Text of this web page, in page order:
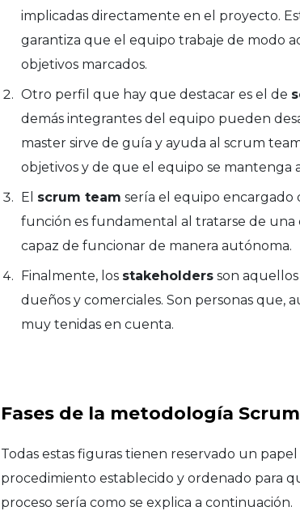
implicadas directamente en el proyecto.
garantiza que el equipo trabaje de modo
objetivos marcados.
Otro perfil que hay que destacar es el de
demás integrantes del equipo pueden
master sirve de guía y ayuda al scrum
objetivos y de que el equipo se
El scrum team sería el equipo
función es fundamental al tratarse de una
capaz de funcionar de manera autónoma.
Finalmente, los stakeholdersson
dueños y comerciales. Son personas
muy tenidas en cuenta.
Fases de la metodología Scrum
Todas estas figuras tienen reservado un
procedimiento establecido y ordenado para
proceso sería como se explica a continuación.